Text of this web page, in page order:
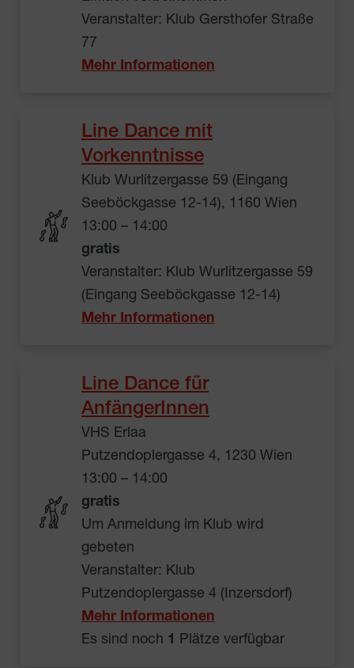
Veranstalter: Klub Gersthofer Straße
77
Mehr Informationen
Line Dance mit
Vorkenntnisse
Klub Wurlitzergasse 59 (Eingang
Seeböckgasse 12-14), 1160 Wien
13:00 – 14:00
gratis
Veranstalter: Klub Wurlitzergasse 59
(Eingang Seeböckgasse 12-14)
Mehr Informationen
Line Dance für
AnfängerInnen
VHS Erlaa
Putzendoplergasse 4, 1230 Wien
13:00 – 14:00
gratis
Um Anmeldung im Klub wird
gebeten
Veranstalter: Klub
Putzendoplergasse 4 (Inzersdorf)
Mehr Informationen
Es sind noch 1 Plätze verfügbar